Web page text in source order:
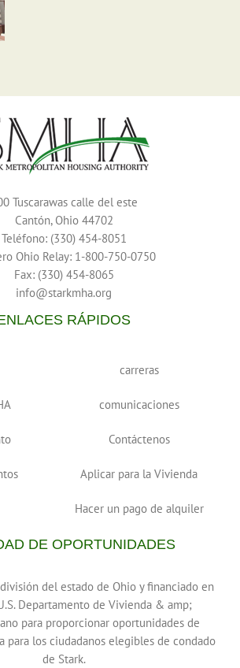
Tuscarawas calle del este
Cantón, Ohio 44702
Teléfono: (330) 454-8051
Ohio Relay: 1-800-750-0750
Fax: (330) 454-8065
info@starkmha.org
RÁPIDOS
carreras
comunicaciones
Contáctenos
Aplicar para la Vivienda
Hacer un pago de alquiler
DE OPORTUNIDADES
del estado de Ohio y financiado en
Departamento de Vivienda & amp;
para proporcionar oportunidades de
para los ciudadanos elegibles de condado
de Stark.